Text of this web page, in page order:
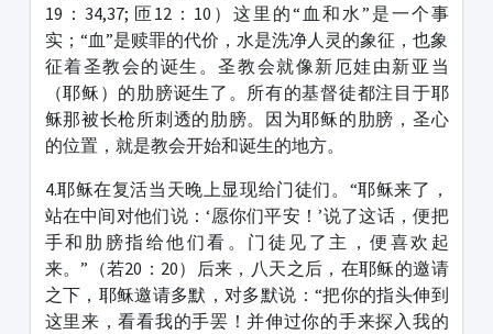
19：34,37; 匝12：10）这里的“血和水”是一个事
实；“血”是赎罪的代价，水是洗净人灵的象征，也象
征着圣教会的诞生。圣教会就像新厄娃由新亚当
（耶稣）的肋膀诞生了。所有的基督徒都注目于耶
稣那被长枪所刺透的肋膀。因为耶稣的肋膀，圣心
的位置，就是教会开始和诞生的地方。
4.耶稣在复活当天晚上显现给门徒们。“耶稣来了，
站在中间对他们说：‘愿你们平安！’说了这话，便把
手和肋膀指给他们看。门徒见了主，便喜欢起
来。”（若20：20）后来，八天之后，在耶稣的邀请
之下，耶稣邀请多默，对多默说：“把你的指头伸到
这里来，看看我的手罢！并伸过你的手来探入我的